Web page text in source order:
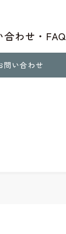
合わせ・FAQ
問い合わせ